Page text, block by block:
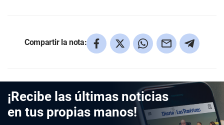
Compartir la nota:
¡Recibe las últimas noticias
en tus propias manos!